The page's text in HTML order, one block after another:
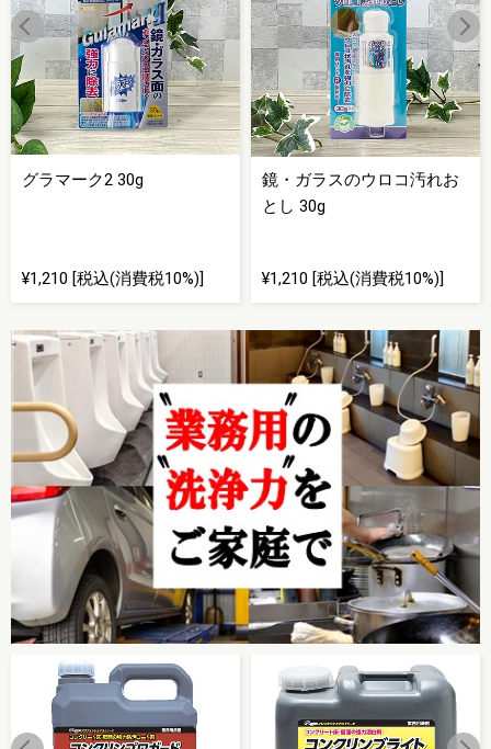
グラマーク2 30g
¥1,210 [税込(消費税10%)]
鏡・ガラスのウロコ汚れお
とし 30g
¥1,210 [税込(消費税10%)]